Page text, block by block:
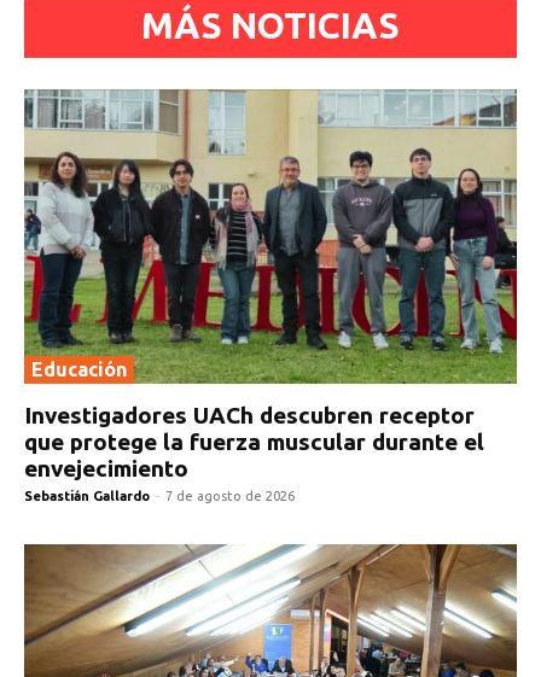
MÁS NOTICIAS
Educación
Investigadores UACh descubren receptor
que protege la fuerza muscular durante el
envejecimiento
Sebastián Gallardo - 7 de agosto de 2026